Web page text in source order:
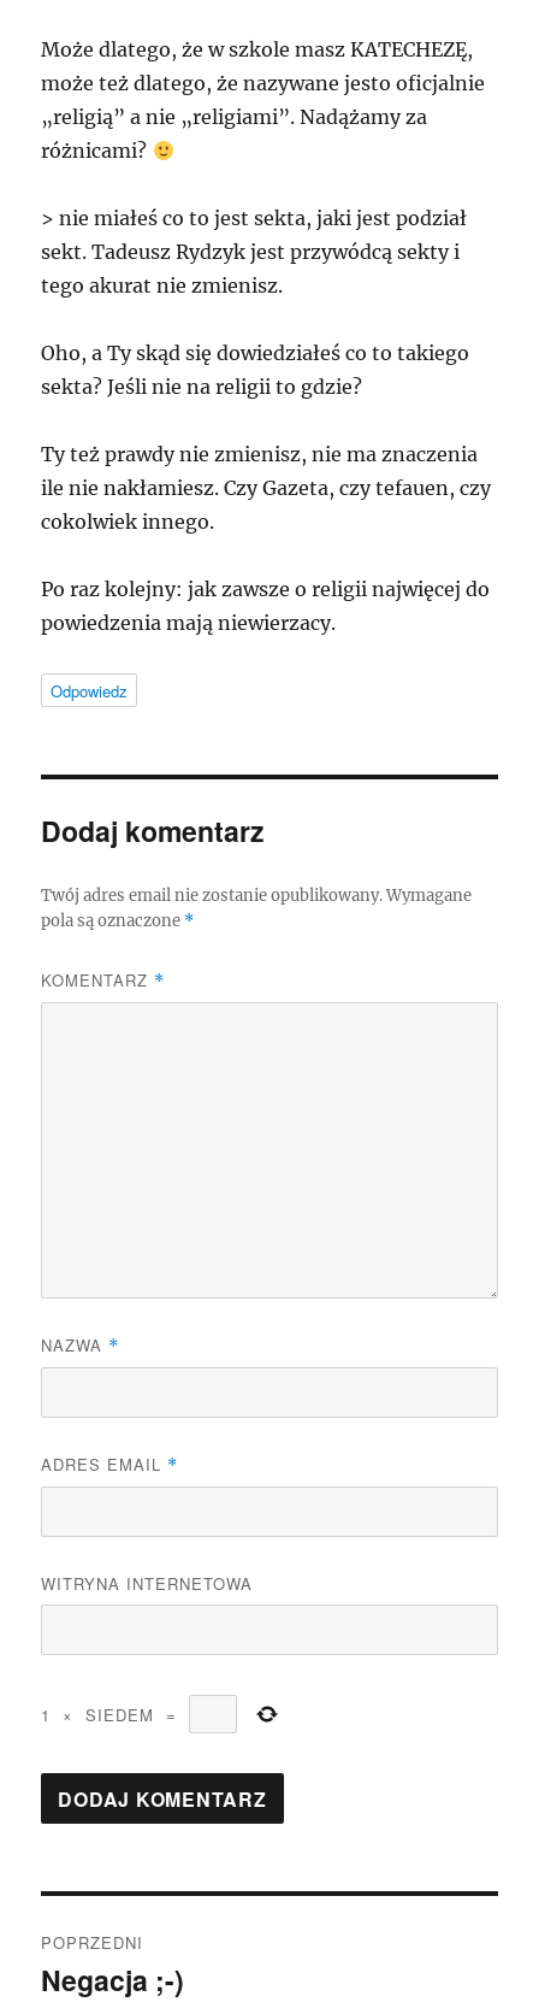
Może dlatego, że w szkole masz KATECHEZĘ,
może też dlatego, że nazywane jesto oficjalnie
„religią” a nie „religiami”. Nadążamy za
różnicami?
> nie miałeś co to jest sekta, jaki jest podział
sekt. Tadeusz Rydzyk jest przywódcą sekty i
tego akurat nie zmienisz.
Oho, a Ty skąd się dowiedziałeś co to takiego
sekta? Jeśli nie na religii to gdzie?
Ty też prawdy nie zmienisz, nie ma znaczenia
ile nie nakłamiesz. Czy Gazeta, czy tefauen, czy
cokolwiek innego.
Po raz kolejny: jak zawsze o religii najwięcej do
powiedzenia mają niewierzacy.
Odpowiedz
Dodaj komentarz
Twój adres email nie zostanie opublikowany. Wymagane
pola są oznaczone *
KOMENTARZ *
NAZWA *
ADRES EMAIL *
WITRYNA INTERNETOWA
1 × SIEDEM =
wpisu
POPRZEDNI
Poprzedni
Negacja ;-)